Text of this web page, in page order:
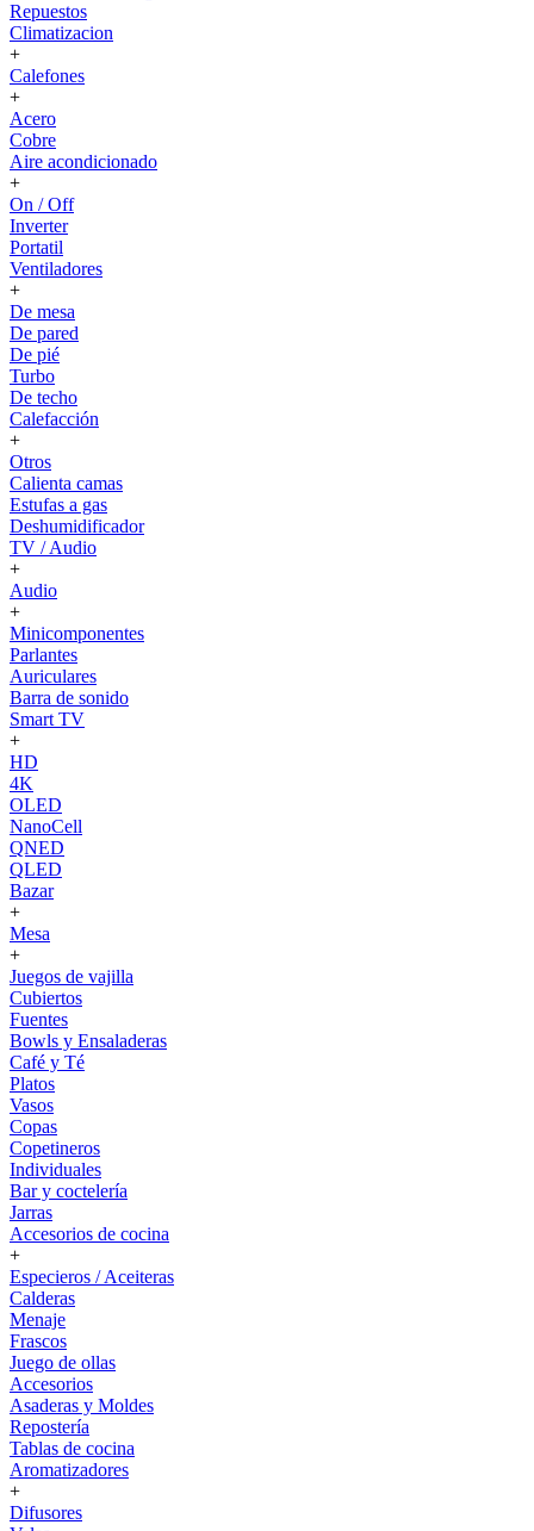
Repuestos
Climatizacion
+
Calefones
+
Acero
Cobre
Aire acondicionado
+
On / Off
Inverter
Portatil
Ventiladores
+
De mesa
De pared
De pié
Turbo
De techo
Calefacción
+
Otros
Calienta camas
Estufas a gas
Deshumidificador
TV / Audio
+
Audio
+
Minicomponentes
Parlantes
Auriculares
Barra de sonido
Smart TV
+
HD
4K
OLED
NanoCell
QNED
QLED
Bazar
+
Mesa
+
Juegos de vajilla
Cubiertos
Fuentes
Bowls y Ensaladeras
Café y Té
Platos
Vasos
Copas
Copetineros
Individuales
Bar y coctelería
Jarras
Accesorios de cocina
+
Especieros / Aceiteras
Calderas
Menaje
Frascos
Juego de ollas
Accesorios
Asaderas y Moldes
Repostería
Tablas de cocina
Aromatizadores
+
Difusores